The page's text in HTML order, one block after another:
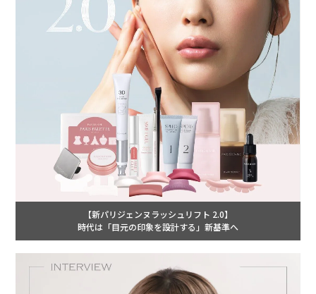
【新パリジェンヌラッシュリフト 2.0】
時代は「目元の印象を設計する」新基準へ